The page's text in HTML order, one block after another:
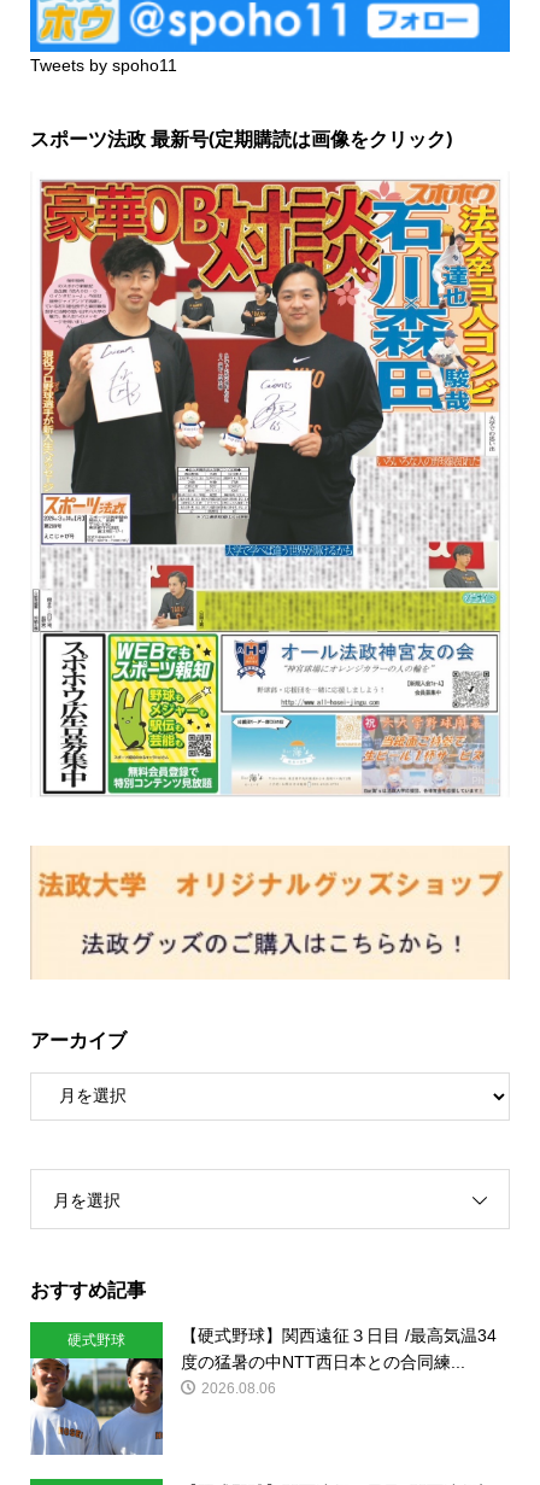
Tweets by spoho11
スポーツ法政 最新号(定期購読は画像をクリック)
アーカイブ
月を選択
おすすめ記事
硬式野球
【硬式野球】関西遠征３日目 /最高気温34
度の猛暑の中NTT西日本との合同練...
2026.08.06